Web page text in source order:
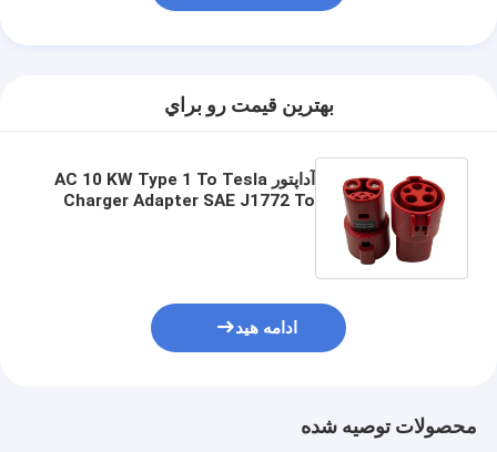
بهترين قيمت رو براي
آداپتور AC 10 KW Type 1 To Tesla
Charger Adapter SAE J1772 To
ادامه هید
محصولات توصیه شده